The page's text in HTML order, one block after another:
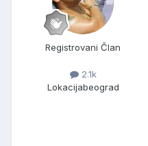
Registrovani Član
2.1k
Lokacijabeograd